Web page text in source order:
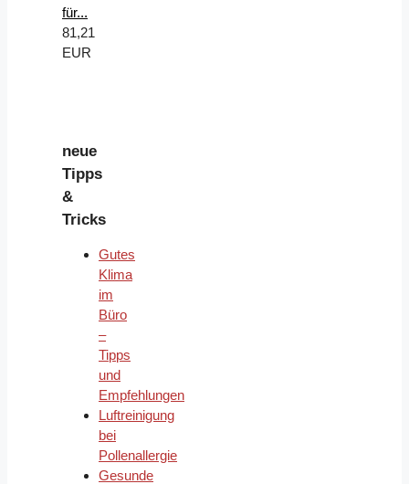
für...
81,21
EUR
neue
Tipps
&
Tricks
Gutes
Klima
im
Büro
–
Tipps
und
Empfehlungen
Luftreinigung
bei
Pollenallergie
Gesunde